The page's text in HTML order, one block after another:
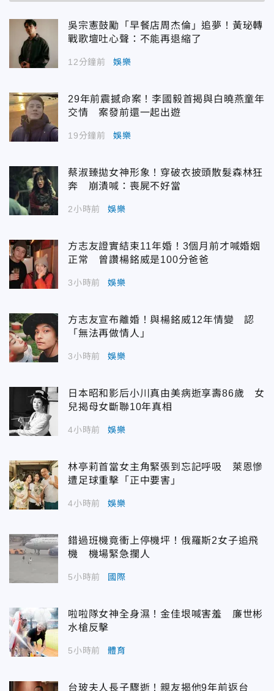
吳宗憲鼓勵「早餐店周杰倫」追夢！黃珌轉
戰歌壇吐心聲：不能再退縮了
12分鐘前 娛樂
29年前震撼命案！李國毅首揭與白曉燕童年
交情 案發前還一起出遊
19分鐘前 娛樂
蔡淑臻拋女神形象！穿破衣披頭散髮森林狂
奔 崩潰喊：喪屍不好當
2小時前 娛樂
方志友證實結束11年婚！3個月前才喊婚姻
正常 曾讚楊銘威是100分爸爸
3小時前 娛樂
方志友宣布離婚！與楊銘威12年情變 認
「無法再做情人」
3小時前 娛樂
日本昭和影后小川真由美病逝享壽86歲 女
兒揭母女斷聯10年真相
4小時前 娛樂
林亭莉首當女主角緊張到忘記呼吸 萊恩慘
遭足球重擊「正中要害」
4小時前 娛樂
錯過班機竟衝上停機坪！俄羅斯2女子追飛
機 機場緊急攔人
5小時前 國際
啦啦隊女神全身濕！金佳垠喊害羞 廉世彬
水槍反擊
5小時前 體育
台玻夫人長子驟逝！親友揭他9年前返台